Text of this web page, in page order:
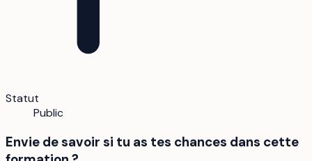
Statut
Public
Envie de savoir si tu as tes chances dans cette